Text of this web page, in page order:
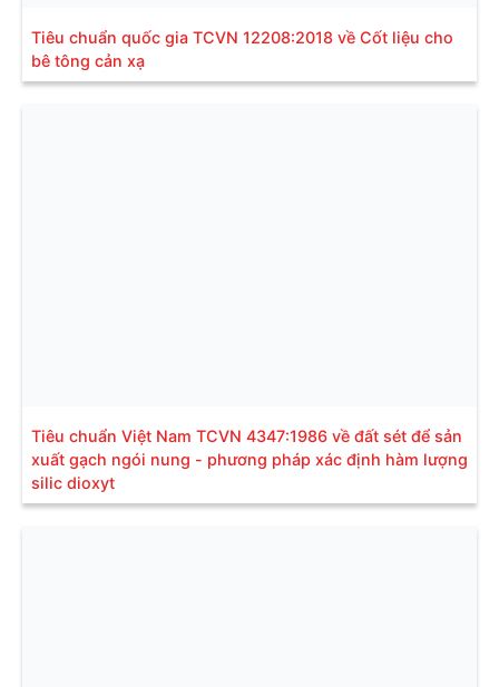
Tiêu chuẩn quốc gia TCVN 12208:2018 về Cốt liệu cho
bê tông cản xạ
Tiêu chuẩn Việt Nam TCVN 4347:1986 về đất sét để sản
xuất gạch ngói nung - phương pháp xác định hàm lượng
silic dioxyt